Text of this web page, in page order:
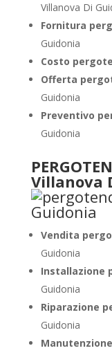
Villanova Di
Fornitura
Guidonia
Costo
Offerta
Guidonia
Preventivo
Guidonia
Villanova
Vendita
Guidonia
Installazione
Guidonia
Riparazione
Guidonia